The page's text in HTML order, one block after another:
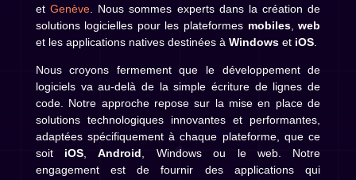
et Genève. Nous sommes experts dans la création de
solutions logicielles pour les plateformes mobiles,web
et les applications natives destinées à Windowset iOS.
Nous croyons fermement que le développement de
logiciels va au-delà de la simple écriture de lignes de
code. Notre approche repose sur la mise en place de
solutions technologiques innovantes et performantes,
adaptées spécifiquement à chaque plateforme, que ce
soit iOS ,Android , Windows ou le web. Notre
engagement est de fournir des applications qui